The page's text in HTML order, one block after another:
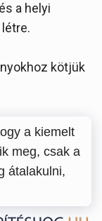
a helyi
kötjük
a kiemelt
meg, csak a
átalakulni,